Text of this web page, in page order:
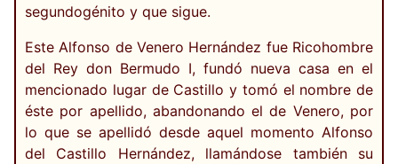
segundogénito y que sigue.
Este Alfonso de Venero Hernández fue Ricohombre
del Rey don Bermudo I, fundó nueva casa en el
mencionado lugar de Castillo y tomó el nombre de
éste por apellido, abandonando el de Venero, por
lo que se apellidó desde aquel momento Alfonso
del Castillo Hernández, llamándose también su